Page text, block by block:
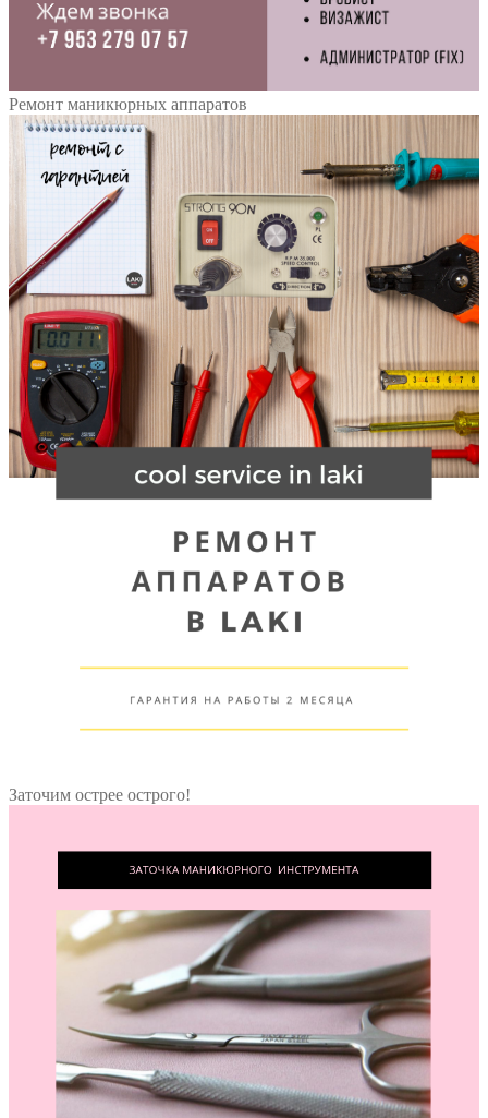
Ремонт маникюрных аппаратов
Заточим острее острого!